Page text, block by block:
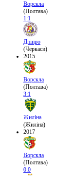
Ворскла
(Полтава)
1:1
Дніпро
(Черкаси)
2015
Ворскла
(Полтава)
3:1
Жиліна
(Жиліна)
2017
Ворскла
(Полтава)
0:0